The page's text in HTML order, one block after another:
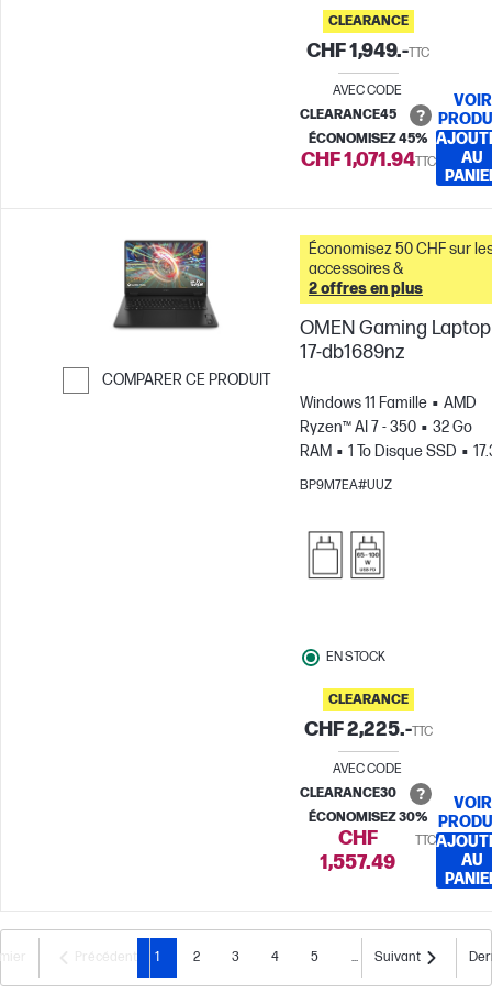
CLEARANCE
CHF 1,949.-TTC
AVEC CODE
CLEARANCE45
ÉCONOMISEZ 45%
CHF 1,071.94TTC
VOIR
AU
COMPARER CE PRODUIT
Économisez 50 CHF sur
accessoires &
2 offres en plus
OMEN Gaming Laptop
17-db1689nz
Windows 11 Famille
AMD
Ryzen™ AI 7 - 350
32 Go
RAM
1 To Disque SSD
QHD, 240Hz, 3MS Temps de
BP9M7EA#UUZ
EN STOCK
CLEARANCE
CHF 2,225.-TTC
AVEC CODE
CLEARANCE30
ÉCONOMISEZ 30%
CHF
1,557.49
TTC
VOIR
AU
1 2 3 4 5 ... Suivant